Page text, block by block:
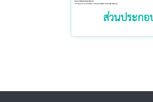
ส่วนประกอ